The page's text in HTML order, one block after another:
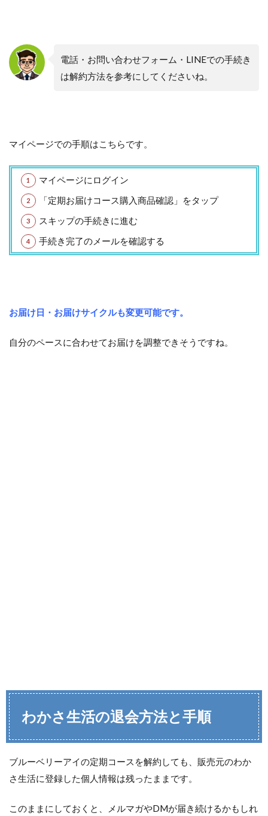
電話・お問い合わせフォーム・LINEでの手続き
は解約方法を参考にしてくださいね。
マイページでの手順はこちらです。
マイページにログイン
「定期お届けコース購入商品確認」をタップ
スキップの手続きに進む
手続き完了のメールを確認する
お届け日・お届けサイクルも変更可能です。
自分のペースに合わせてお届けを調整できそうですね。
わかさ生活の退会方法と手順
ブルーベリーアイの定期コースを解約しても、販売元のわか
さ生活に登録した個人情報は残ったままです。
このままにしておくと、メルマガやDMが届き続けるかもしれ